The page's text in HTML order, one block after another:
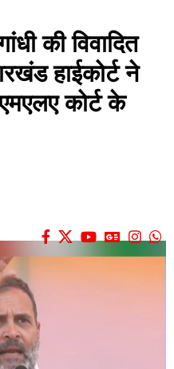
की विवादित
हाईकोर्ट ने
कोर्ट के